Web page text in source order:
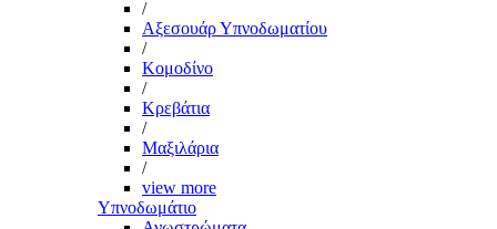
/
Αξεσουάρ Υπνοδωματίου
/
Κομοδίνο
/
Κρεβάτια
/
Μαξιλάρια
/
view more
Υπνοδωμάτιο